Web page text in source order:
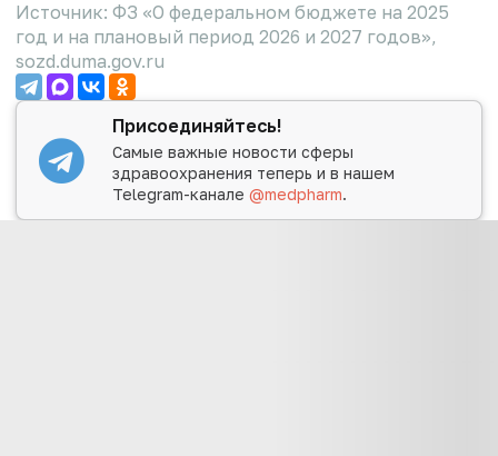
Источник: ФЗ «О федеральном бюджете на 2025
год и на плановый период 2026 и 2027 годов»,
sozd.duma.gov.ru
Присоединяйтесь!
Самые важные новости сферы
здравоохранения теперь и в нашем
Telegram-канале@medpharm.